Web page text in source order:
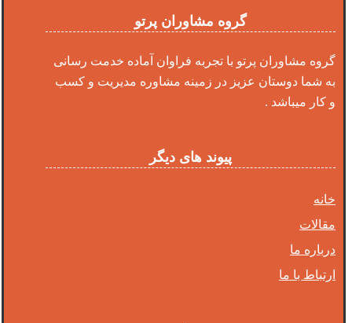
گروه مشاوران پرتو
گروه مشاوران پرتو با تجربه فراوان آماده خدمت رسانی
به شما دوستان عزیز در زمینه مشاوره مدیریت و کسب
و کار میباشد .
پیوند های دیگر
خانه
مقالات
درباره ما
ارتباط با ما